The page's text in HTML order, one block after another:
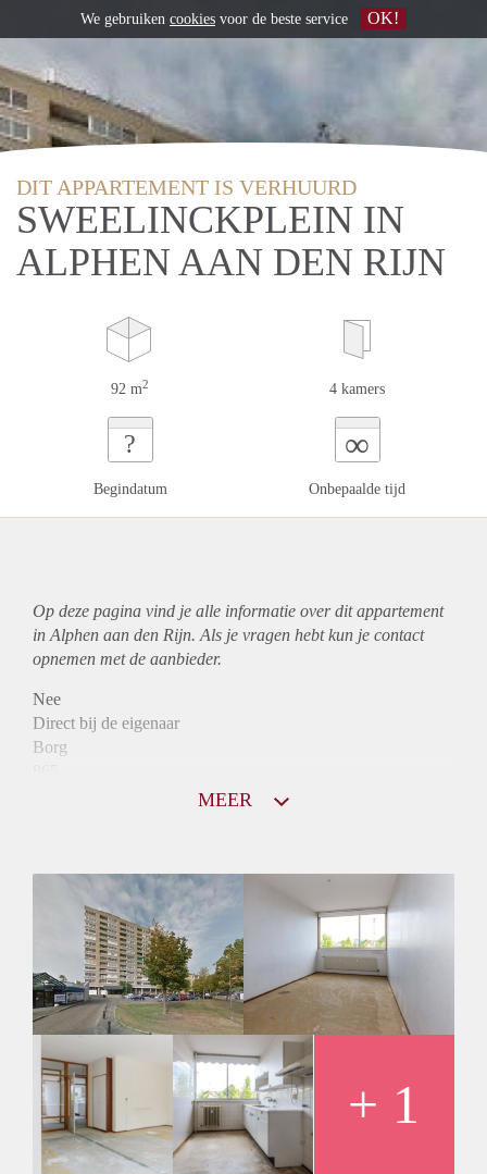
DIT APPARTEMENT IS VERHUURD
SWEELINCKPLEIN IN
ALPHEN AAN DEN RIJN
92 m2 4 kamers
?
Begindatum
∞
Onbepaalde tijd
Op deze pagina vind je alle informatie over ditappartement
in Alphen aan den Rijn. Als je vragen hebt kun je contact
opnemen met de aanbieder.
Nee
Direct bij de eigenaar
Borg
Inkomen eis
Huurtermijn
Onbepaalde termijn
Oplevering
Kaal
MEER
+ 1
We gebruiken cookies voor de beste service OK!